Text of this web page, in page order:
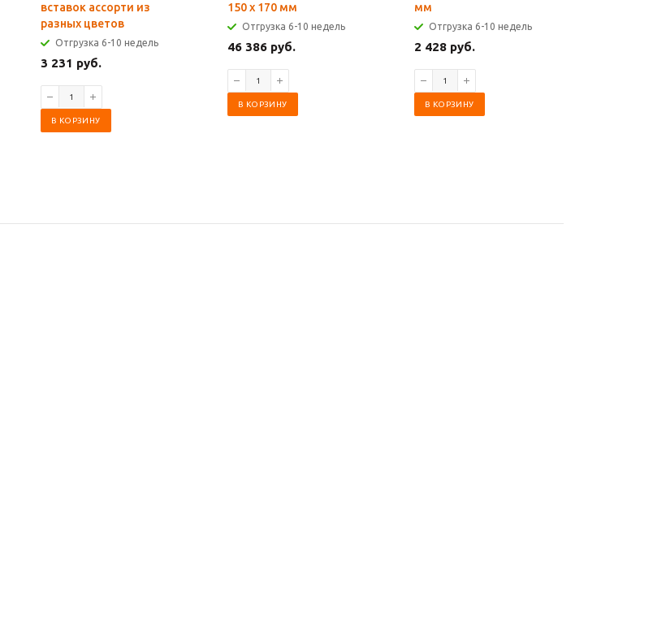
вставок ассорти из
разных цветов
Отгрузка 6-10 недель
3 231 руб.
В КОРЗИНУ
150 x 170 мм
Отгрузка 6-10 недель
46 386 руб.
В КОРЗИНУ
мм
Отгрузка 6-10 недель
2 428 руб.
В КОРЗИНУ